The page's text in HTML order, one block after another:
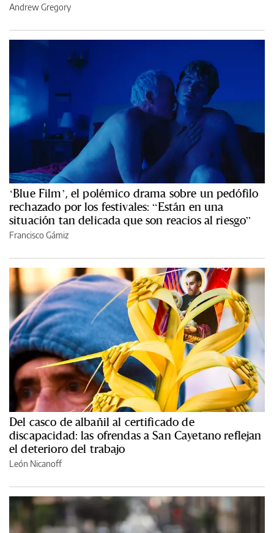
Andrew Gregory
‘Blue Film’, el polémico drama sobre un pedófilo
rechazado por los festivales: “Están en una
situación tan delicada que son reacios al riesgo”
Francisco Gámiz
Del casco de albañil al certificado de
discapacidad: las ofrendas a San Cayetano reflejan
el deterioro del trabajo
León Nicanoff